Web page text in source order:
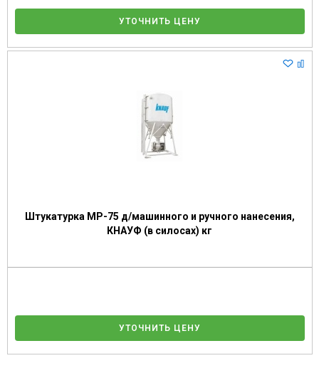
УТОЧНИТЬ ЦЕНУ
Штукатурка МР-75 д/машинного и ручного нанесения,
КНАУФ (в силосах) кг
УТОЧНИТЬ ЦЕНУ